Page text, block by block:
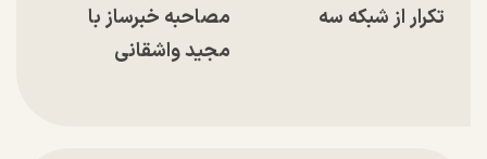
تکرار از شبکه سه
مصاحبه خبرساز با
مجید واشقانی